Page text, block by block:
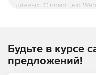
данных. С помощью
Благодаря
WebDrive дает
Будьте в курсе
предложений!